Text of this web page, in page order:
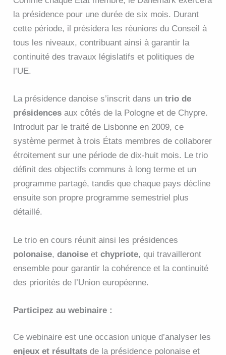
la présidence pour une durée de six mois. Durant
cette période, il présidera les réunions du Conseil à
tous les niveaux, contribuant ainsi à garantir la
continuité des travaux législatifs et politiques de
l’UE.
La présidence danoise s’inscrit dans untrio de
présidences aux côtés de la Pologne et de Chypre.
Introduit par le traité de Lisbonne en 2009, ce
système permet à trois États membres de collaborer
étroitement sur une période de dix-huit mois. Le trio
définit des objectifs communs à long terme et un
programme partagé, tandis que chaque pays décline
ensuite son propre programme semestriel plus
détaillé.
Le trio en cours réunit ainsi les présidences
polonaise,danoise etchypriote, qui travailleront
ensemble pour garantir la cohérence et la continuité
des priorités de l’Union européenne.
Participez au webinaire :
Ce webinaire est une occasion unique d’analyser les
enjeux et résultats de la présidence polonaise et